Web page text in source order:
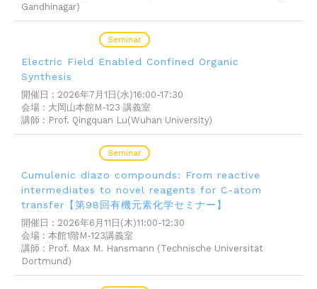
Gandhinagar)
Electric Field Enabled Confined Organic
Synthesis
開催日 : 2026年7月1日(水)16:00-17:30
会場 : 大岡山本館M-123 講義室
講師 : Prof. Qingquan Lu(Wuhan University)
Seminar
Cumulenic diazo compounds: From reactive
intermediates to novel reagents for C-atom
transfer【第98回有機元素化学セミナー】
開催日 : 2026年6月11日(木)11:00-12:30
会場 : 本館1階M-123講義室
講師 : Prof. Max M. Hansmann (Technische Universität
Dortmund)
Seminar